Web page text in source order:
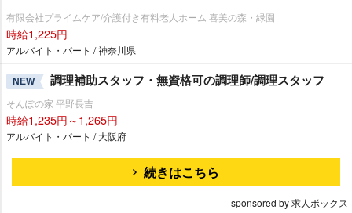
有限会社プライムケア/介護付き有料老人ホーム 喜美の森・緑園
時給1,225円
アルバイト・パート / 神奈川県
NEW 調理補助スタッフ・無資格可の調理師/調理スタッフ
そんぽの家 平野長吉
時給1,235円～1,265円
アルバイト・パート / 大阪府
続きはこちら
sponsored by 求人ボックス